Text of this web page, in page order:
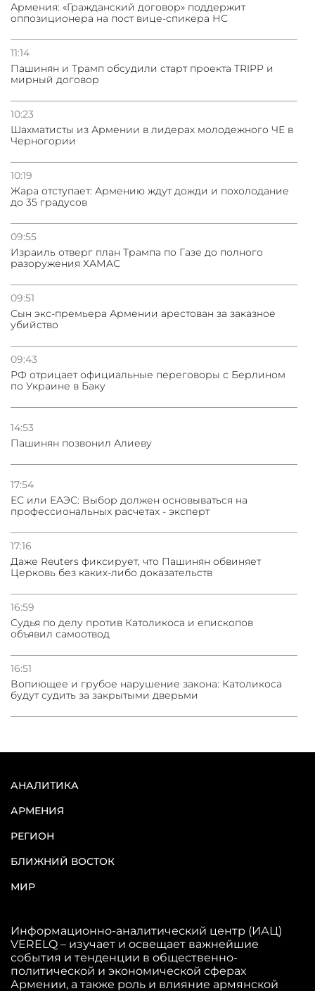
Армения: «Гражданский договор» поддержит
оппозиционера на пост вице-спикера НС
11:14
Пашинян и Трамп обсудили старт проекта TRIPP и
мирный договор
10:23
Шахматисты из Армении в лидерах молодежного ЧЕ в
Черногории
10:19
Жара отступает: Армению ждут дожди и похолодание
до 35 градусов
09:55
Израиль отверг план Трампа по Газе до полного
разоружения ХАМАС
09:51
Сын экс-премьера Армении арестован за заказное
убийство
09:43
РФ отрицает официальные переговоры с Берлином
по Украине в Баку
14:53
Пашинян позвонил Алиеву
17:54
ЕС или ЕАЭС: Выбор должен основываться на
профессиональных расчетах - эксперт
17:16
Даже Reuters фиксирует, что Пашинян обвиняет
Церковь без каких-либо доказательств
16:59
Судья по делу против Католикоса и епископов
объявил самоотвод
16:51
Вопиющее и грубое нарушение закона: Католикоса
будут судить за закрытыми дверьми
АНАЛИТИКА
АРМЕНИЯ
РЕГИОН
БЛИЖНИЙ ВОСТОК
МИР
Информационно-аналитический центр (ИАЦ)
VERELQ – изучает и освещает важнейшие
события и тенденции в общественно-
политической и экономической сферах
Армении, а также роль и влияние армянской